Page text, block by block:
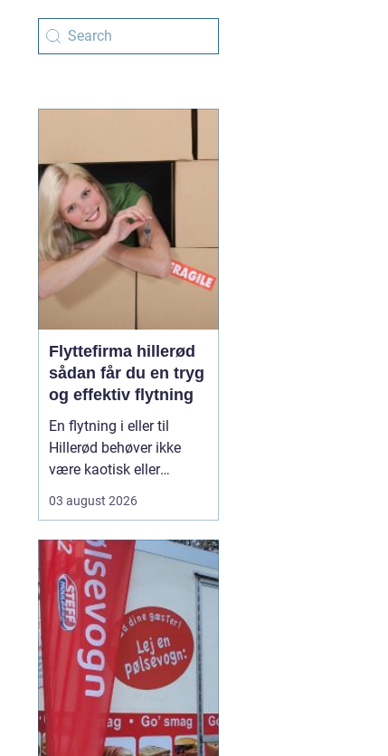
Flyttefirma hillerød
sådan får du en tryg
og effektiv flytning
En flytning i eller til
Hillerød behøver ikke
være kaotisk eller
rette planlægning og et
Hillerød kan
du spare
både tid, kræfter og
bekymringer. Mange
opdager først...
03 august 2026